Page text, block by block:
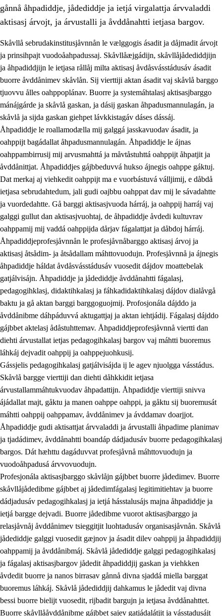
3. Prinsihpa skåvlå dåjmajda
3.1 Sebrudahtte oahppambirás
3.2 Åhpadibme ja hiebadum åhpadus
3.3 Aktisasjbarggo sijda ja skåvlå gaskan
3.4 Åhpadus åhpadusvidnudagán ja barggoiellemin
3.5 Profesjåvnåaktisasjvuohta ja skåvllååvddånibme
gånnå åhpadiddje, jådediddje ja ietjá virgalattja árvvaladdi
aktisasj árvojt, ja árvustalli ja åvddånahtti ietjasa bargov.
Skåvllå sebrudakinstitusjåvnnån le vælggogis ásadit ja dåjmadit árvojt
ja prinsihpajt vuodoåahpadussaj. Skåvllåæjgádijn, skåvllåjådediddjijn
ja åhpadiddjijn le ietjasa rållåj milta aktisasj åvdåsvásstádusáv ásadit
buorre åvddånimev skåvlån. Sij vierttiji aktan ásadit vaj skåvlå barggo
tjuovvu ålles oahppoplánav. Buorre ja systemáhtalasj aktisasjbarggo
mánájgárde ja skåvlå gaskan, ja dásij gaskan åhpadusmannulagán, ja
skåvlå ja sijda gaskan giehpet lávkkistagáv dáses dássáj.
Åhpadiddje le roallamodælla mij galggá jasskavuodav ásadit, ja
oahppijt bagádallat åhpadusmannulagán. Åhpadiddje le ájnas
oahppambirrusij mij arvusmahttá ja måvtåstuhttá oahppijt åhpatjit ja
åvddånittjat. Åhpadiddjes gájbbeduvvá hukso ájnegis oahppe gáktuj.
Dat merkaj aj viehkedit oahppijt ma e vuorbástuvá válljimij, e dåbdå
ietjasa sebrudahtedum, jali gudi oajbbu oahppat dav mij le sávadahtte
ja vuordedahtte. Gå barggi aktisasjvuoda hárráj, ja oahppij harráj vaj
galggi gullut dan aktisasjvuohtaj, de åhpadiddje åvdedi kultuvrav
oahppamij mij vaddá oahppijda dårjav fágalattjat ja dåbdoj hárráj.
Åhpadiddjeprofesjåvnnån le profesjåvnåbarggo aktisasj árvoj ja
aktisasj åtsådim- ja åtsådallam máhttovuodujn. Profesjåvnnå ja ájnegis
åhpadiddje háldat åvdåsvásstádusáv vuosedit dájdov moattebelak
gatjálvisájn. Åhpadiddje ja jådediddje åvddånahtti fágalasj,
pedagogihklasj, didaktihkalasj ja fáhkadidaktihkalasj dájdov dialåvgå
baktu ja gå aktan barggi barggoguojmij. Profosjonála dájddo ja
åvddånibme dáhpáduvvá aktugattjaj ja aktan iehtjádij. Fágalasj dájddo
gájbbet aktelasj ådåstuhttemav. Åhpadiddjeprofesjåvnnå viertti dan
diehti árvustallat ietjas pedagogihkalasj bargov vaj máhtti buoremus
láhkáj dejvadit oahppij ja oahppejuohkusij.
Gássjelis pedagogihkalasj gatjálvisájda ij le agev njuolgga vásstádus.
Skåvlå bargge vierttiji dan diehti dåhkkidit ietjasa
árvustallammáhtukvuodav åhpadattijn. Åhpadiddje vierttiji snivva
ájádallat majt, gåktu ja manen oahppe oahppi, ja gåktu sij buoremusát
máhtti oahppij oahppamav, åvddånimev ja ávddamav doarjjot.
Åhpadiddje gudi aktisattjat árvvaladdi ja árvustalli åhpadime planimav
ja tjadádimev, åvddånahtti boandáp dádjadusáv buorre pedagogihkalasj
bargos. Dát hæhttu dagáduvvat profesjåvnå máhttovuodujn ja
vuodoåhpadusá árvvovuodujn.
Profesjonála aktisasjbarggo skåvlåjn gájbbet buorre jådedimev. Buorre
skåvllåjådedibme gájbbet aj jådedimfágalasj legitimitiehtav ja buorre
dádjadusáv pedagogihkalasj ja ietjá hásstalusájs majna åhpadiddje ja
ietjá bargge dejvadi. Buorre jådedibme vuorot aktisasjbarggo ja
relasjåvnåj åvddånimev tsieggitjit luohtadusáv organisasjåvnån. Skåvlå
jådediddje galggi vuosedit gæjnov ja ásadit dilev oahppij ja åhpadiddjij
oahppamij ja åvddånibmáj. Skåvlå jådediddje galggi pedagogihkalasj
ja fágalasj aktisasjbargov jådedit åhpadiddjij gaskan ja viehkken
åvdedit buorre ja nanos birrasav gånnå divna sjaddá miella barggat
buoremus láhkáj. Skåvlå jådediddjij dahkamus le jådedit vaj divna
bessi buorre bielijt vuosedit, rijbadit bargujn ja ietjasa åvddånahttet.
Buorre skåvllååvddånibme gájbbet sajev gatjádalátjit ja vásstadusájt